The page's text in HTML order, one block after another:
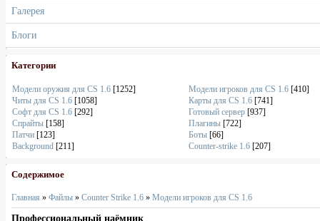
Галерея
Блоги
Категории
Модели оружия для CS 1.6 [1252] Модели игроков для CS 1.6 [410]
Читы для CS 1.6 [1058] Карты для CS 1.6 [741]
Софт для CS 1.6 [292] Готовый сервер [937]
Спрайты [158] Плагины [722]
Патчи [123] Боты [66]
Background [211] Counter-strike 1.6 [207]
Содержимое
Главная » Файлы » Counter Strike 1.6 » Модели игроков для CS 1.6
Профессиональный наёмник